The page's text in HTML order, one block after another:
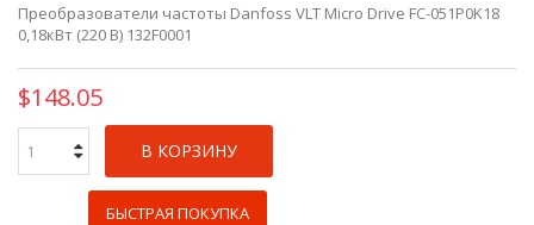
Преобразователи частоты Danfoss VLT Micro Drive FC-051P0K18
0,18кВт (220 В) 132F0001
$148.05
В КОРЗИНУ
БЫСТРАЯ ПОКУПКА